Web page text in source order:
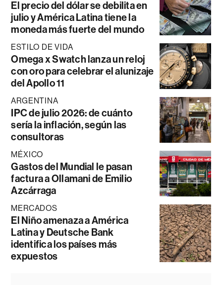
El precio del dólar se debilita en
julio y América Latina tiene la
moneda más fuerte del mundo
ESTILO DE VIDA
Omega x Swatch lanza un reloj
con oro para celebrar el alunizaje
del Apollo 11
ARGENTINA
IPC de julio 2026: de cuánto
sería la inflación, según las
consultoras
MÉXICO
Gastos del Mundial le pasan
factura a Ollamani de Emilio
Azcárraga
MERCADOS
El Niño amenaza a América
Latina y Deutsche Bank
identifica los países más
expuestos